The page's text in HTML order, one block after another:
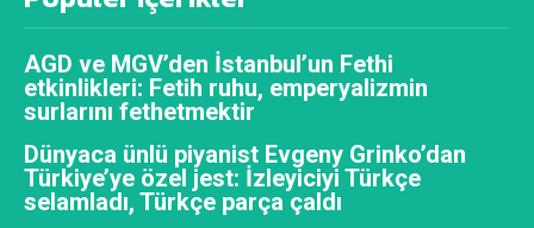
AGD ve MGV’den İstanbul’un Fethi
etkinlikleri: Fetih ruhu, emperyalizmin
surlarını fethetmektir
Dünyaca ünlü piyanist Evgeny Grinko’dan
Türkiye’ye özel jest: İzleyiciyi Türkçe
selamladı, Türkçe parça çaldı